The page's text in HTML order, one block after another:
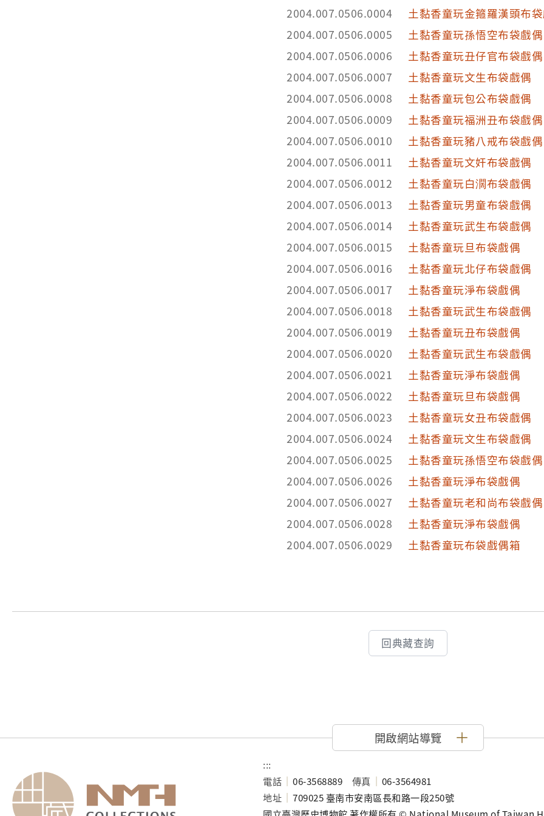
2004.007.0506.0004
土黏香童玩金箍羅漢頭布
2004.007.0506.0005
土黏香童玩孫悟空布袋戲偶
2004.007.0506.0006
土黏香童玩丑仔官布袋戲偶
2004.007.0506.0007
土黏香童玩文生布袋戲偶
2004.007.0506.0008
土黏香童玩包公布袋戲偶
2004.007.0506.0009
土黏香童玩福洲丑布袋戲偶
2004.007.0506.0010
土黏香童玩豬八戒布袋戲偶
2004.007.0506.0011
土黏香童玩文奸布袋戲偶
2004.007.0506.0012
土黏香童玩白濶布袋戲偶
2004.007.0506.0013
土黏香童玩男童布袋戲偶
2004.007.0506.0014
土黏香童玩武生布袋戲偶
2004.007.0506.0015
土黏香童玩旦布袋戲偶
2004.007.0506.0016
土黏香童玩北仔布袋戲偶
2004.007.0506.0017
土黏香童玩淨布袋戲偶
2004.007.0506.0018
土黏香童玩武生布袋戲偶
2004.007.0506.0019
土黏香童玩丑布袋戲偶
2004.007.0506.0020
土黏香童玩武生布袋戲偶
2004.007.0506.0021
土黏香童玩淨布袋戲偶
2004.007.0506.0022
土黏香童玩旦布袋戲偶
2004.007.0506.0023
土黏香童玩女丑布袋戲偶
2004.007.0506.0024
土黏香童玩文生布袋戲偶
2004.007.0506.0025
土黏香童玩孫悟空布袋戲偶
2004.007.0506.0026
土黏香童玩淨布袋戲偶
2004.007.0506.0027
土黏香童玩老和尚布袋戲偶
2004.007.0506.0028
土黏香童玩淨布袋戲偶
2004.007.0506.0029
土黏香童玩布袋戲偶箱
回典藏查詢
開啟網站導覽
:::
電話
06-3568889 傳真
06-3564981
地址
709025 臺南市安南區長和路一段250號